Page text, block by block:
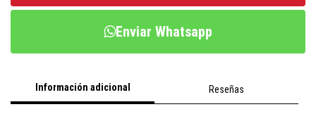
Enviar Whatsapp
Información adicional Reseñas